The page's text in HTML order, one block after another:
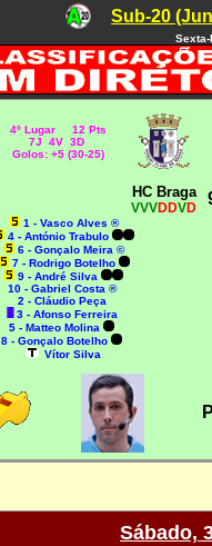
Sub-20
4º Lugar 12 Pts
7J 4V 3D
Golos: +5 (30-25)
HC Braga
VVVDDVD
1 - Vasco Alves ®
4 - António Trabulo
6 - Gonçalo Meira ©
7 - Rodrigo Botelho
9 - André Silva
10 - Gabriel Costa ®
2 - Cláudio Peça
3 - Afonso Ferreira
5 - Matteo Molina
8 - Gonçalo Botelho
Vítor Silva
Sábado,